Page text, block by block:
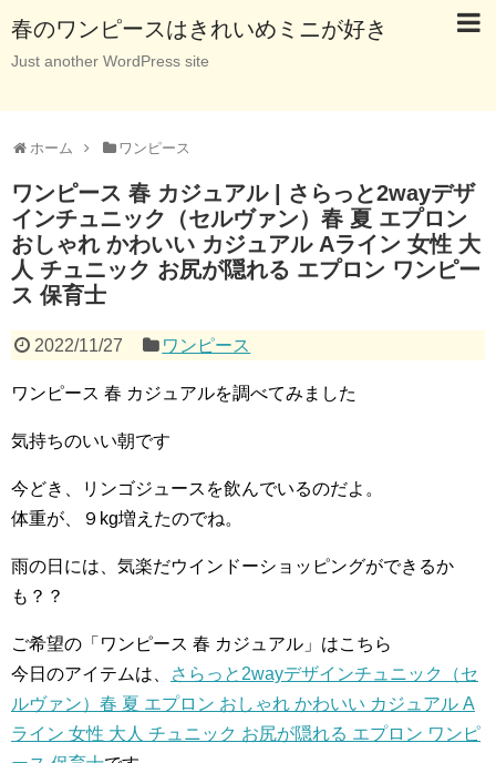
春のワンピースはきれいめミニが好き
Just another WordPress site
ホーム ワンピース
ワンピース 春 カジュアル | さらっと2wayデザ
インチュニック（セルヴァン）春 夏 エプロン
おしゃれ かわいい カジュアル Aライン 女性 大
人 チュニック お尻が隠れる エプロン ワンピー
ス 保育士
2022/11/27 ワンピース
ワンピース 春 カジュアルを調べてみました
気持ちのいい朝です
今どき、リンゴジュースを飲んでいるのだよ。
体重が、９kg増えたのでね。
雨の日には、気楽だウインドーショッピングができるか
も？？
ご希望の「ワンピース 春 カジュアル」はこちら
今日のアイテムは、
さらっと2wayデザインチュニック（セ
ルヴァン）春 夏 エプロン おしゃれ かわいい カジュアル A
ライン 女性 大人 チュニック お尻が隠れる エプロン ワンピ